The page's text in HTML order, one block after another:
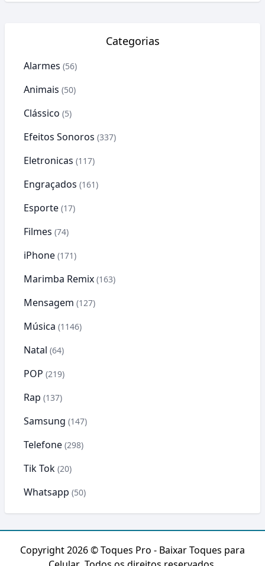
Categorias
Alarmes (56)
Animais (50)
Clássico (5)
Efeitos Sonoros (337)
Eletronicas (117)
Engraçados (161)
Esporte (17)
Filmes (74)
iPhone (171)
Marimba Remix (163)
Mensagem (127)
Música (1146)
Natal (64)
POP (219)
Rap (137)
Samsung (147)
Telefone (298)
Tik Tok (20)
Whatsapp (50)
Copyright 2026 ©Toques Pro - Baixar Toques para